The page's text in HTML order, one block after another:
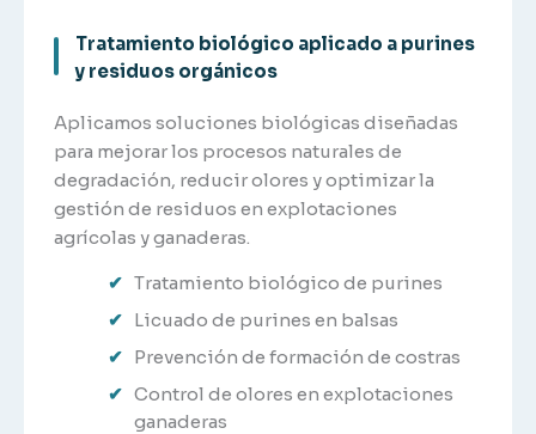
Tratamiento biológico aplicado a purines
y residuos orgánicos
Aplicamos soluciones biológicas diseñadas
para mejorar los procesos naturales de
degradación, reducir olores y optimizar la
gestión de residuos en explotaciones
agrícolas y ganaderas.
Tratamiento biológico de purines
Licuado de purines en balsas
Prevención de formación de costras
Control de olores en explotaciones
ganaderas